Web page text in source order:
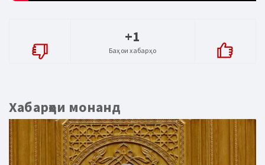
+1
Баҳои хабарҳо
Хабарҳои монанд